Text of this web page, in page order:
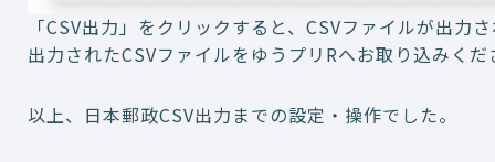
「CSV出力」をクリックすると、CSVファイルが出力
出力されたCSVファイルをゆうプリRへお取り込みくだ
以上、日本郵政CSV出力までの設定・操作でした。